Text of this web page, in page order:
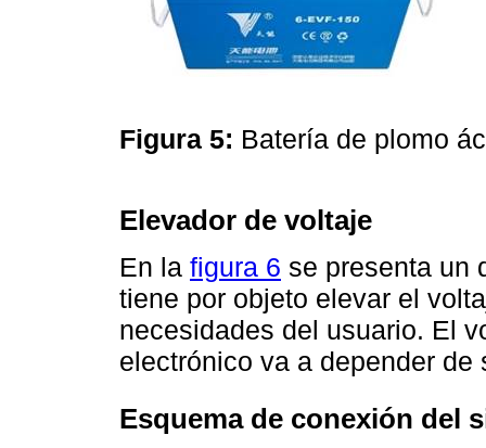
Figura 5: Batería de plomo
Elevador de voltaje
En la figura 6 se presenta un
tiene por objeto elevar el
necesidades del usuario. El
electrónico va a depender
Esquema de conexión del